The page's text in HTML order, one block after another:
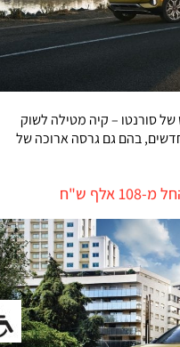
סורנטו – קיה מטילה לשוק
בהם גם גרסה ארוכה של
ש"ח